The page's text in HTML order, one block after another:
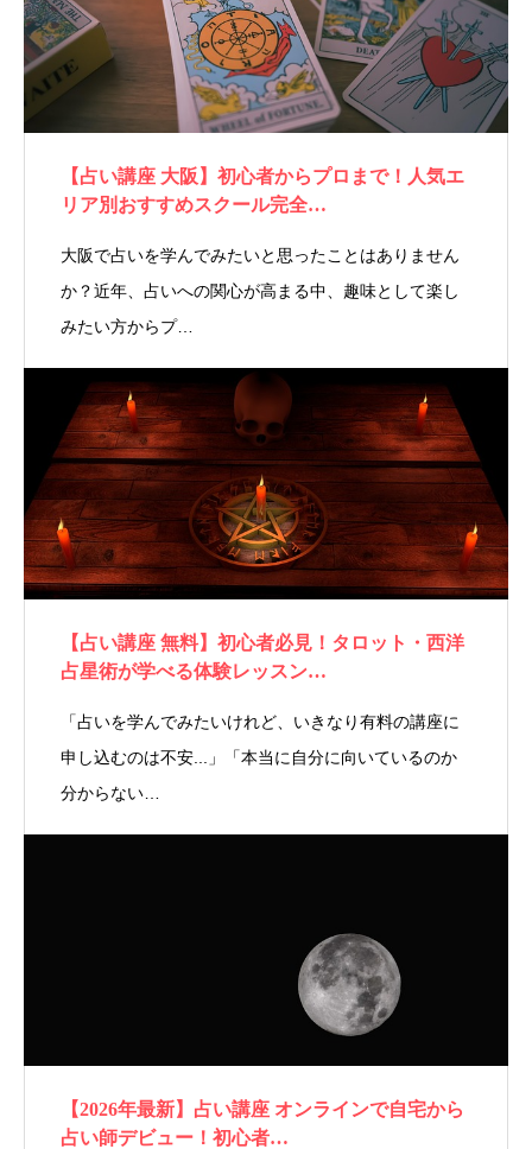
【占い講座 大阪】初心者からプロまで！人気エ
リア別おすすめスクール完全…
大阪で占いを学んでみたいと思ったことはありません
か？近年、占いへの関心が高まる中、趣味として楽し
みたい方からプ…
【占い講座 無料】初心者必見！タロット・西洋
占星術が学べる体験レッスン…
「占いを学んでみたいけれど、いきなり有料の講座に
申し込むのは不安...」「本当に自分に向いているのか
分からない…
【2026年最新】占い講座 オンラインで自宅から
占い師デビュー！初心者…